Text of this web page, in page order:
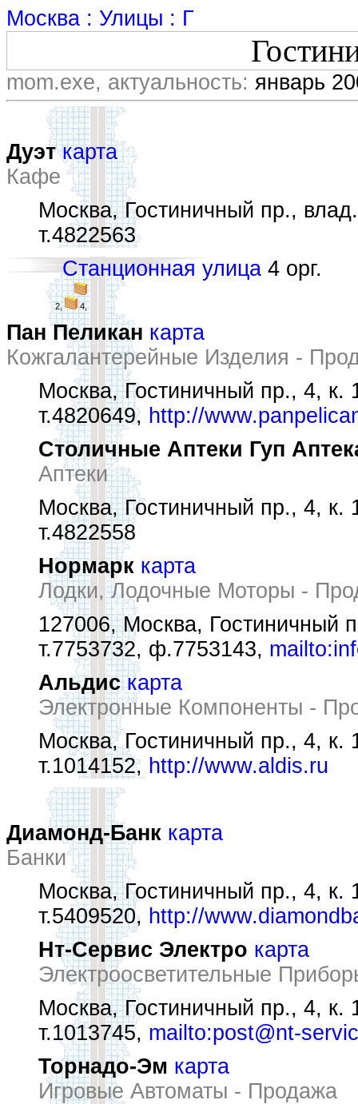
Москва : Улицы : Г
mom.exe, актуальность: январь
Дуэт карта
Кафе
Москва, Гостиничный пр.,
т.4822563
Станционная улица 4 орг.
2, 4,
Пан Пеликан карта
Кожгалантерейные Изделия -
Москва, Гостиничный пр., 4, к.
т.4820649, http://
Столичные Аптеки Гуп
Аптеки
Москва, Гостиничный пр., 4, к.
т.4822558
Нормарк карта
Лодки, Лодочные Моторы -
127006, Москва, Гостиничный
т.7753732, ф.7753143,
Альдис карта
Электронные Компоненты -
Москва, Гостиничный пр., 4, к.
т.1014152, http://www.aldis.ru
Диамонд-Банк карта
Банки
Москва, Гостиничный пр., 4, к.
т.5409520, http://
Нт-Сервис Электро карта
Электроосветительные
Москва, Гостиничный пр., 4, к.
т.1013745, mailto:post@nt-
Торнадо-Эм карта
Игровые Автоматы - Продажа